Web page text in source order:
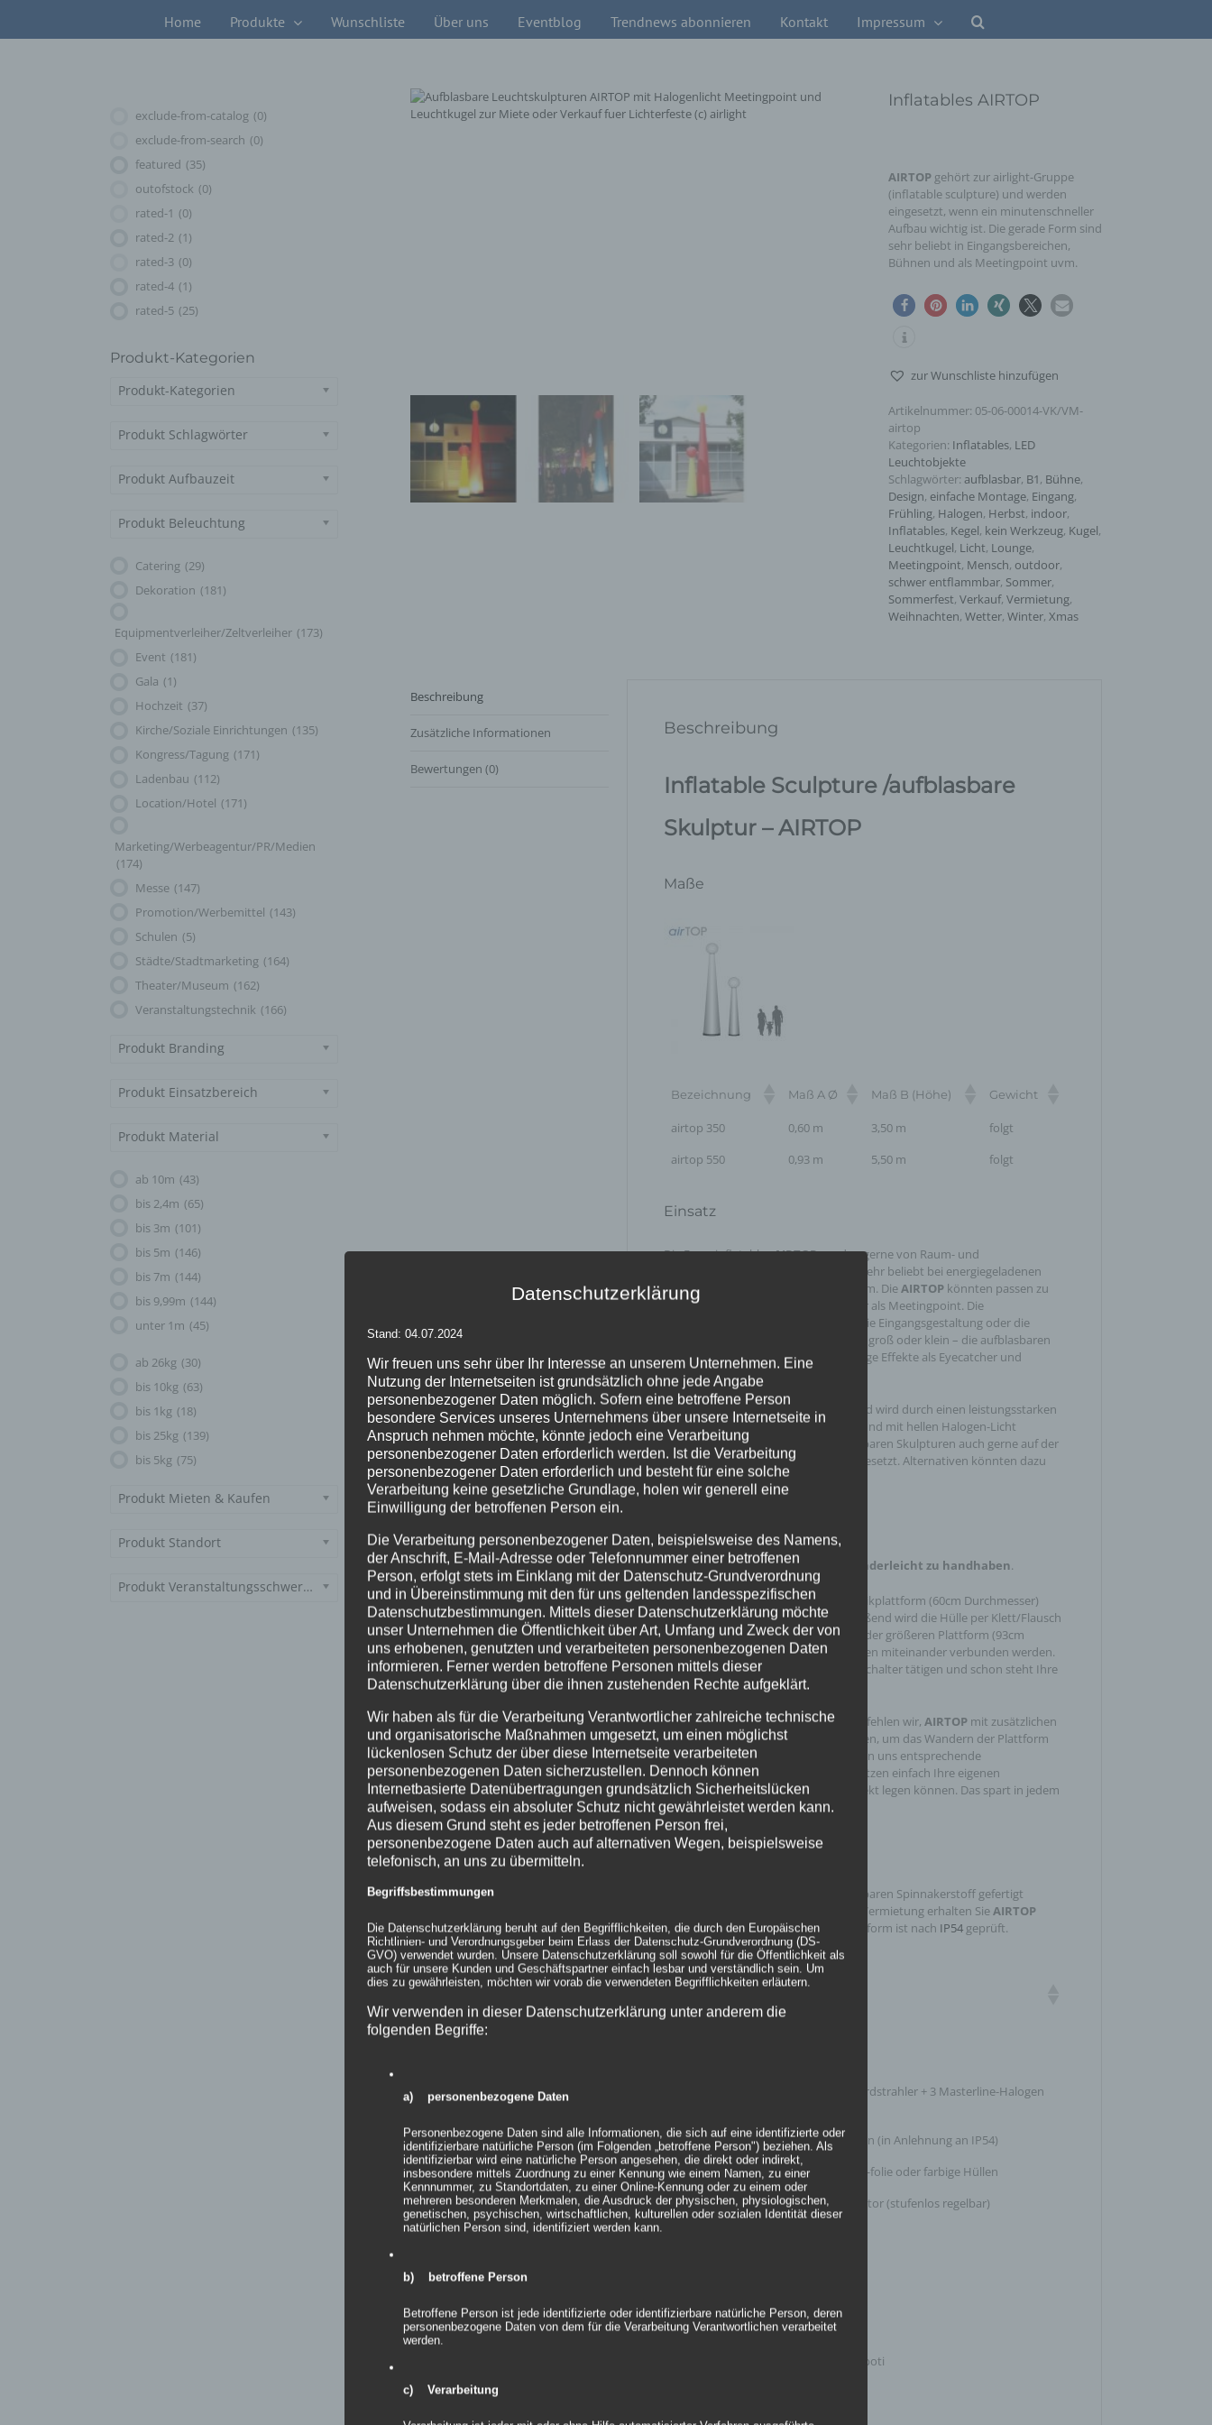
springen
Home Produkte Wunschliste Über uns Eventblog Trendnews abonnieren Kontakt Impressum
Inflatables AIRTOP
AIRTOP gehört zur airlight-Gruppe
(inflatable sculpture) und werden
eingesetzt, wenn ein minutenschneller
Aufbau wichtig ist. Die gerade Form sind
sehr beliebt in Eingangsbereichen,
Bühnen und als Meetingpoint uvm.
zur Wunschliste hinzufügen
Artikelnummer: 05-06-00014-VK/VM-
airtop
Kategorien: Inflatables, LED
Leuchtobjekte
Schlagwörter: aufblasbar, B1, Bühne,
Design, einfache Montage, Eingang,
Frühling, Halogen, Herbst, indoor,
Inflatables, Kegel, kein Werkzeug, Kugel,
Leuchtkugel, Licht, Lounge,
Meetingpoint, Mensch, outdoor,
schwer entflammbar, Sommer,
Sommerfest, Verkauf, Vermietung,
Weihnachten, Wetter, Winter, Xmas
Beschreibung
Zusätzliche Informationen
Bewertungen (0)
Beschreibung
Inflatable Sculpture /aufblasbare
Skulptur – AIRTOP
Maße
Bezeichnung Maß A Ø Maß B (Höhe) Gewicht
airtop 350 0,60 m 3,50 m
folgt
airtop 550
0,93 m 5,50 m folgt
Einsatz
Die Form inflatablesAIRTOPwerden gerne von Raum- und
Lichtarchitekten eingesetzt und sind sehr beliebt bei energiegeladenen
Lichterfesten, Weihnachtsmärkten uvm. DieAIRTOP könnten passen zu
dem Thema menschliche Figuren oder als Meetingpoint. Die
Einsatzbereiche sind unter anderem die Eingangsgestaltung oder die
Bühnendekoration. In- oder Outdoor, groß oder klein – die aufblasbaren
Leuchtskulpturen garantieren einmalige Effekte als Eyecatcher und
Dekorationsobjekt.
AIRTOPgehört zur airlight Gruppe und wird durch einen leistungsstarken
Power-Flüsterventilator aufgerichtet und mit hellen Halogen-Licht
beleuchtet. Somit werden die aufblasbaren Skulpturen auch gerne auf der
Bühne, Messen oder Kongressen eingesetzt. Alternativen könnten dazu
auchAIRMANoder AIRPOINT sein.
Grundsätzlich sind dieinflatables kinderleicht zu handhaben.
Die Füße werden einfach an die Technikplattform (60cm Durchmesser)
angeschraubt (werkzeuglos). Anschließend wird die Hülle per Klett/Flausch
befestigt – Stecker rein und fertig. Bei der größeren Plattform (93cm
Durchmesser) müssen noch drei Platten miteinander verbunden werden.
Also nur wenige Handgriffe mehr. Anschalter tätigen und schon steht Ihre
Skulptur.
Für den Einsatz im Außenbereich empfehlen wir, AIRTOP mit zusätzlichen
Ballastierungsgewichten zu beschweren, um das Wandern der Plattform
bei Wind zu vermeiden. Sie können von uns entsprechende
Ballstierungsgewichte mieten oder nutzen einfach Ihre eigenen
Ballastierungen, die Sie unter das Objekt legen können. Das spart in jedem
Fall Versandkosten.
Material
Die Hüllen sind aus schwer entflammbaren Spinnakerstoff gefertigt
). In der Vermietung erhalten SieAIRTOP
sicher verpackt mit Styropor. Die Plattform ist nach IP54 geprüft.
Technische Daten Plattform
3 Xenon Floordstrahler + 3 Masterline-Halogen
Umgebung
Innen & Außen (in Anlehnung an IP54)
Farbwahl
via Farbfilter/-folie oder farbige Hüllen
Ventilator
Flüsterventilator (stufenlos regelbar)
Stromverbrauch
400 Watt
Analog: Drehpoti
exclude-from-catalog (0)
exclude-from-search (0)
featured (35)
outofstock (0)
rated-1 (0)
rated-2 (1)
rated-3 (0)
rated-4 (1)
rated-5 (25)
Produkt-Kategorien
Produkt-Kategorien
Produkt Schlagwörter
Produkt Aufbauzeit
Produkt Beleuchtung
Catering (29)
Dekoration (181)
Equipmentverleiher/Zeltverleiher (173)
Event (181)
Gala (1)
Hochzeit (37)
Kirche/Soziale Einrichtungen (135)
Kongress/Tagung (171)
Ladenbau (112)
Location/Hotel (171)
Marketing/Werbeagentur/PR/Medien
(174)
Messe (147)
Promotion/Werbemittel (143)
Schulen (5)
Städte/Stadtmarketing (164)
Theater/Museum (162)
Veranstaltungstechnik (166)
Produkt Branding
Produkt Einsatzbereich
Produkt Material
ab 10m (43)
bis 2,4m (65)
bis 3m (101)
bis 5m (146)
bis 7m (144)
bis 9,99m (144)
unter 1m (45)
ab 26kg (30)
bis 10kg (63)
bis 1kg (18)
bis 25kg (139)
bis 5kg (75)
Produkt Mieten & Kaufen
Produkt Standort
Produkt Veranstaltungsschwerpunkt
Datenschutzerklärung
Stand: 04.07.2024
Wir freuen uns sehr über Ihr Interesse an unserem Unternehmen. Eine
Nutzung der Internetseiten ist grundsätzlich ohne jede Angabe
personenbezogener Daten möglich. Sofern eine betroffene Person
besondere Services unseres Unternehmens über unsere Internetseite in
Anspruch nehmen möchte, könnte jedoch eine Verarbeitung
personenbezogener Daten erforderlich werden. Ist die Verarbeitung
personenbezogener Daten erforderlich und besteht für eine solche
Verarbeitung keine gesetzliche Grundlage, holen wir generell eine
Einwilligung der betroffenen Person ein.
Die Verarbeitung personenbezogener Daten, beispielsweise des Namens,
der Anschrift, E-Mail-Adresse oder Telefonnummer einer betroffenen
Person, erfolgt stets im Einklang mit der Datenschutz-Grundverordnung
und in Übereinstimmung mit den für uns geltenden landesspezifischen
Datenschutzbestimmungen. Mittels dieser Datenschutzerklärung möchte
unser Unternehmen die Öffentlichkeit über Art, Umfang und Zweck der von
uns erhobenen, genutzten und verarbeiteten personenbezogenen Daten
informieren. Ferner werden betroffene Personen mittels dieser
Datenschutzerklärung über die ihnen zustehenden Rechte aufgeklärt.
Wir haben als für die Verarbeitung Verantwortlicher zahlreiche technische
und organisatorische Maßnahmen umgesetzt, um einen möglichst
lückenlosen Schutz der über diese Internetseite verarbeiteten
personenbezogenen Daten sicherzustellen. Dennoch können
Internetbasierte Datenübertragungen grundsätzlich Sicherheitslücken
aufweisen, sodass ein absoluter Schutz nicht gewährleistet werden kann.
Aus diesem Grund steht es jeder betroffenen Person frei,
personenbezogene Daten auch auf alternativen Wegen, beispielsweise
telefonisch, an uns zu übermitteln.
Begriffsbestimmungen
Die Datenschutzerklärung beruht auf den Begrifflichkeiten, die durch den Europäischen
Richtlinien- und Verordnungsgeber beim Erlass der Datenschutz-Grundverordnung (DS-
GVO) verwendet wurden. Unsere Datenschutzerklärung soll sowohl für die Öffentlichkeit als
auch für unsere Kunden und Geschäftspartner einfach lesbar und verständlich sein. Um
dies zu gewährleisten, möchten wir vorab die verwendeten Begrifflichkeiten erläutern.
Wir verwenden in dieser Datenschutzerklärung unter anderem die
folgenden Begriffe:
a) personenbezogene Daten
Personenbezogene Daten sind alle Informationen, die sich auf eine identifizierte oder
identifizierbare natürliche Person (im Folgenden „betroffene Person") beziehen. Als
identifizierbar wird eine natürliche Person angesehen, die direkt oder indirekt,
insbesondere mittels Zuordnung zu einer Kennung wie einem Namen, zu einer
Kennnummer, zu Standortdaten, zu einer Online-Kennung oder zu einem oder
mehreren besonderen Merkmalen, die Ausdruck der physischen, physiologischen,
genetischen, psychischen, wirtschaftlichen, kulturellen oder sozialen Identität dieser
natürlichen Person sind, identifiziert werden kann.
b) betroffene Person
Betroffene Person ist jede identifizierte oder identifizierbare natürliche Person, deren
personenbezogene Daten von dem für die Verarbeitung Verantwortlichen verarbeitet
werden.
c) Verarbeitung